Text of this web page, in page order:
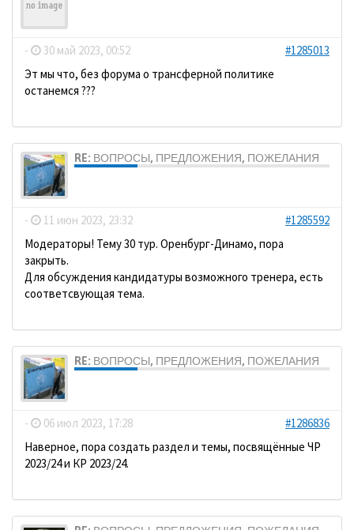
- 30 май 2023, 00:52
#1285013
Эт мы что, без форума о трансферной политике
останемся ???
RE: ВОПРОСЫ, ПРЕДЛОЖЕНИЯ, ПОЖЕЛАНИЯ
- 11 июн 2023, 23:32
#1285592
Модераторы! Тему 30 тур. Оренбург-Динамо, пора
закрыть.
Для обсуждения кандидатуры возможного тренера, есть
соответсвующая тема.
RE: ВОПРОСЫ, ПРЕДЛОЖЕНИЯ, ПОЖЕЛАНИЯ
- 06 июл 2023, 17:28
#1286836
Наверное, пора создать раздел и темы, посвящённые ЧР
2023/24 и КР 2023/24.